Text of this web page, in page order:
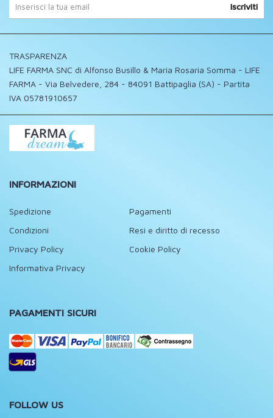
Iscriviti
TRASPARENZA
LIFE FARMA SNC di Alfonso Busillo & Maria Rosaria Somma - LIFE
FARMA - Via Belvedere, 284 - 84091 Battipaglia (SA) - Partita
IVA 05781910657
INFORMAZIONI
Spedizione
Pagamenti
Condizioni
Resi e diritto di recesso
Privacy Policy
Cookie Policy
Informativa Privacy
PAGAMENTI SICURI
FOLLOW US